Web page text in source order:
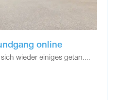
online
wieder einiges getan....